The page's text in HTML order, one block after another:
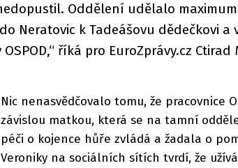
Oddělení udělalo
Neratovic k Tadeášovu dědečkovi
říká pro EuroZprávy.cz Ctirad
Nic nenasvědčovalo tomu, že pracovnice
závislou matkou, která se na tamní
péči o kojence hůře zvládá a žadala o
Veroniky na sociálních sítích tvrdí, že